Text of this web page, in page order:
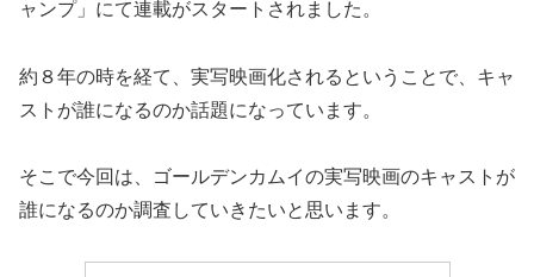
ャンプ」にて連載がスタートされました。
約８年の時を経て、実写映画化されるということで、キャ
ストが誰になるのか話題になっています。
そこで今回は、ゴールデンカムイの実写映画のキャストが
誰になるのか調査していきたいと思います。